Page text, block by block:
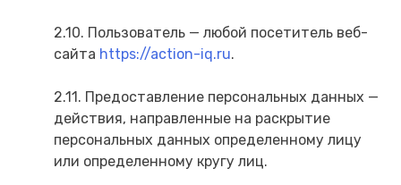
2.10. Пользователь — любой посетитель веб-
сайта https://action-iq.ru.
2.11. Предоставление персональных данных —
действия, направленные на раскрытие
персональных данных определенному лицу
или определенному кругу лиц.